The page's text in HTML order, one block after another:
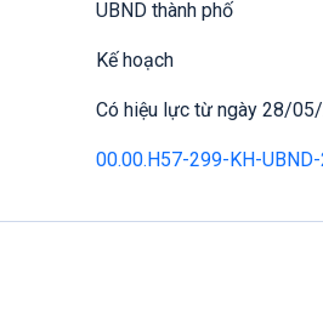
UBND thành phố
Kế hoạch
Có hiệu lực từ ngày 28/
00.00.H57-299-KH-